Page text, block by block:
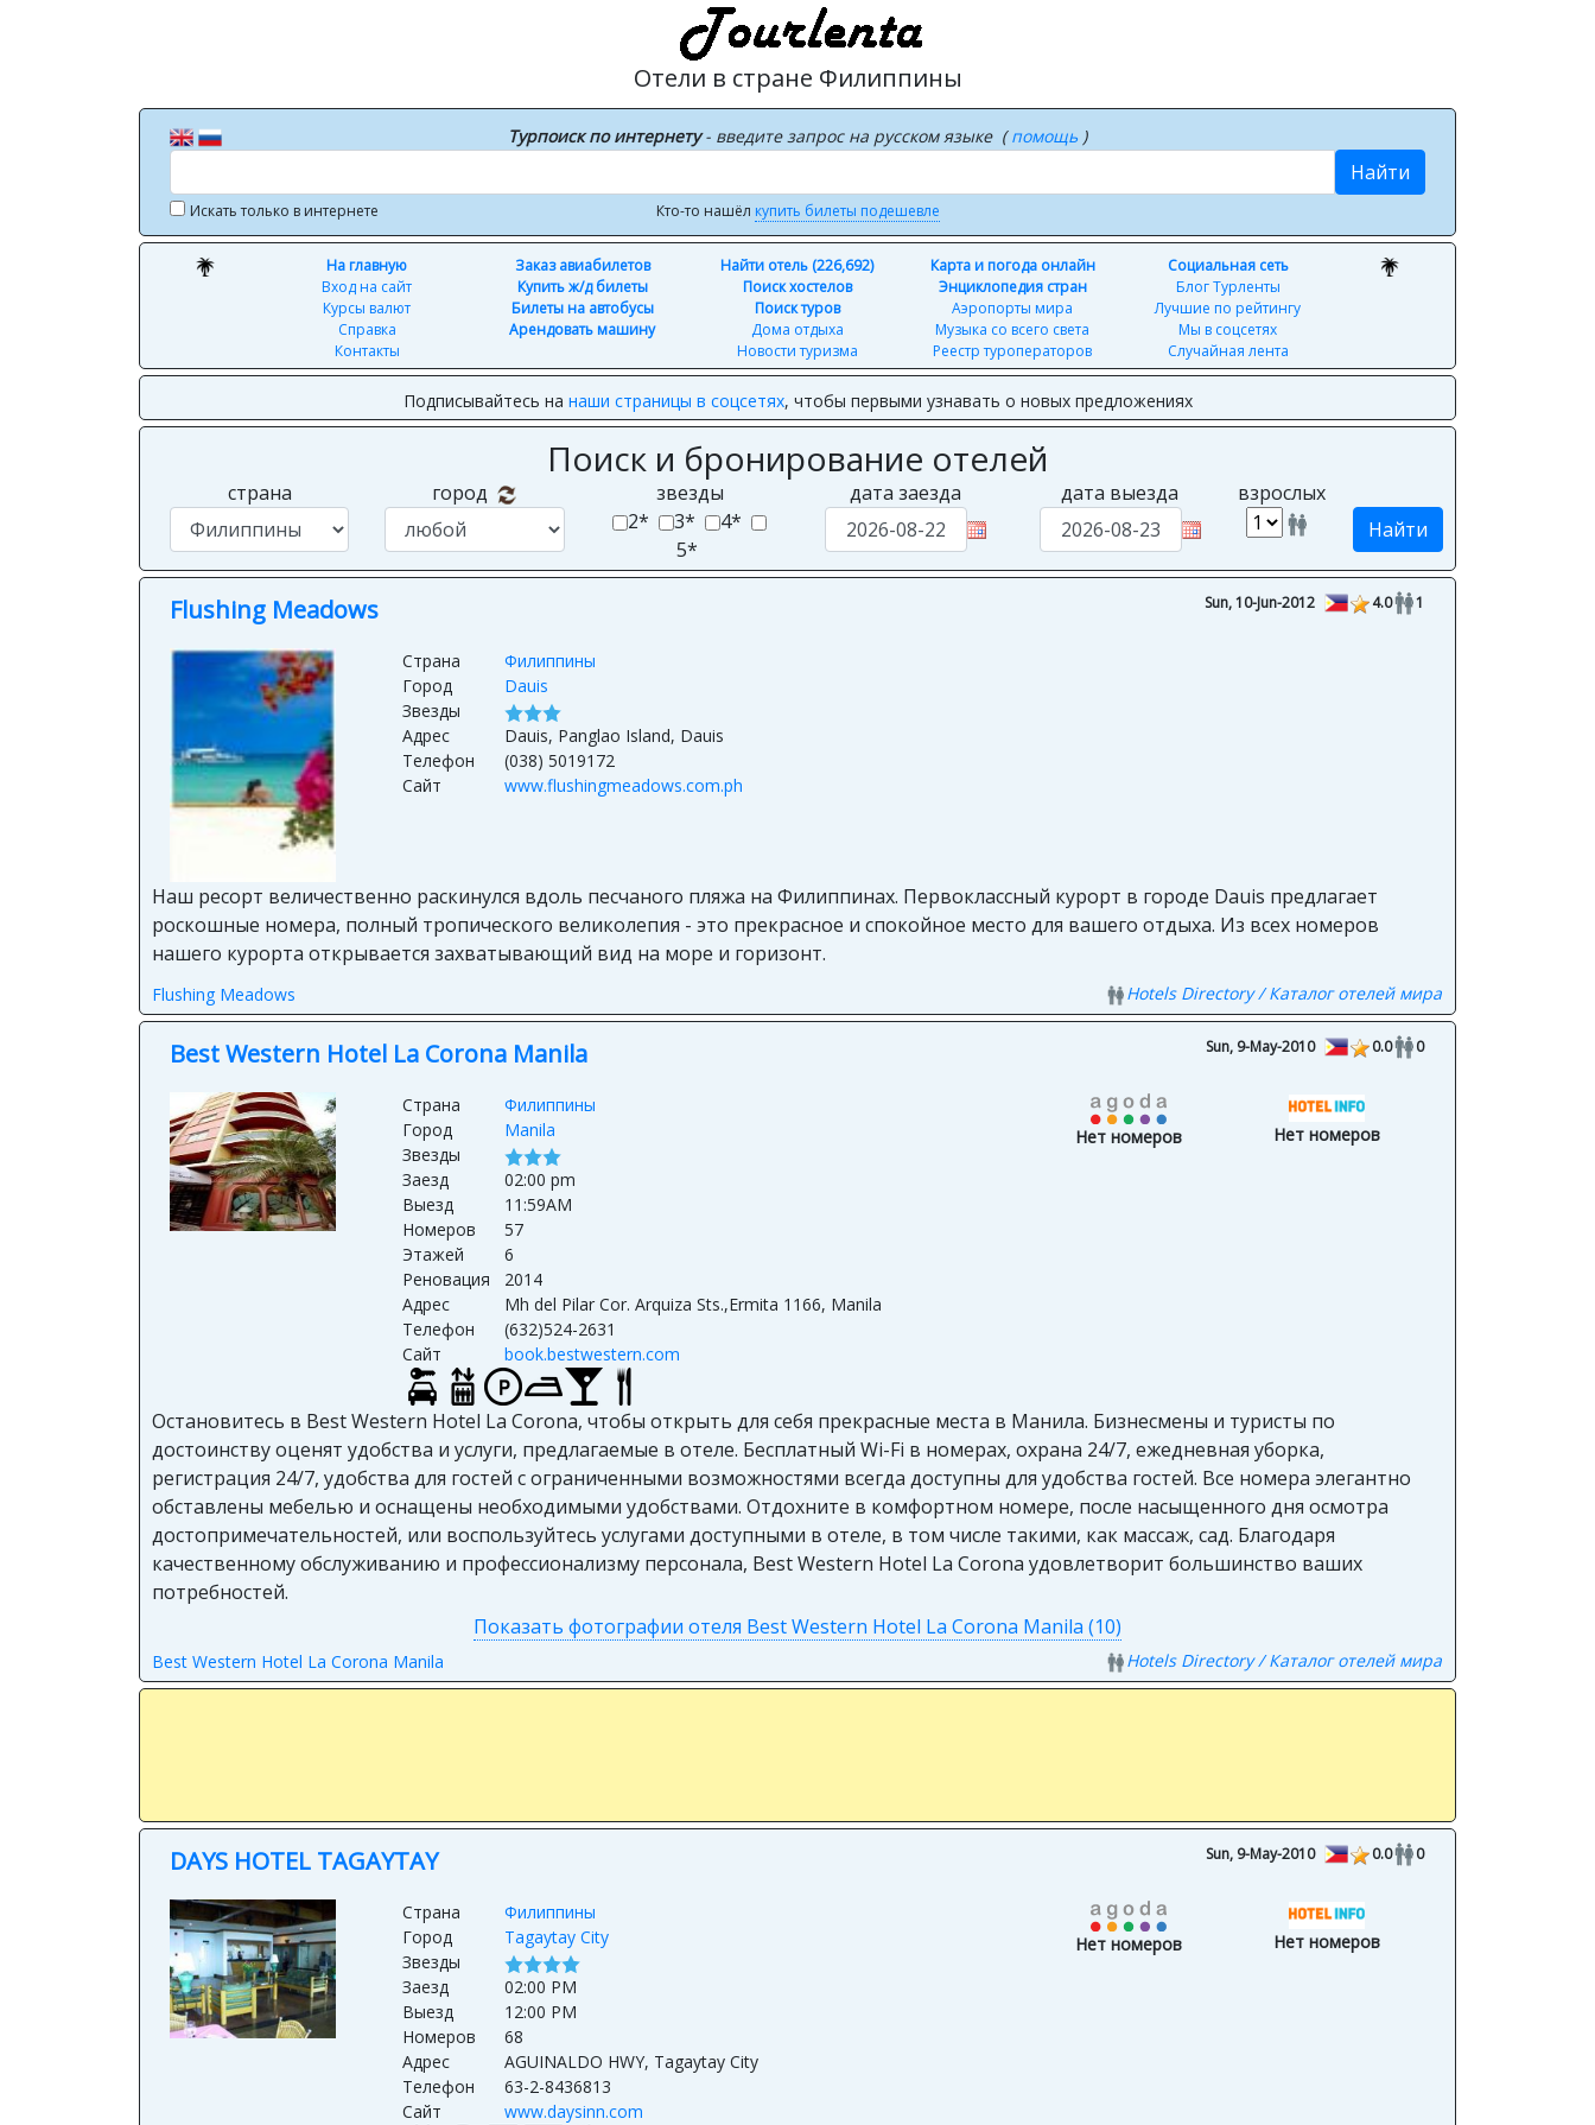
Отели в стране Филиппины
Турпоиск по интернету- введите запрос на русском языке (помощь )
Найти
Искать только в интернете Кто-то нашёл купить билеты подешевле
На главную
Вход на сайт
Курсы валют
Справка
Контакты
Заказ авиабилетов
Купить ж/д билеты
Билеты на автобусы
Арендовать машину
Найти отель (226,692)
Поиск хостелов
Поиск туров
Дома отдыха
Новости туризма
Карта и погода онлайн
Энциклопедия стран
Аэропорты мира
Музыка со всего света
Реестр туроператоров
Социальная сеть
Блог Турленты
Лучшие по рейтингу
Мы в соцсетях
Случайная лента
Подписывайтесь на наши страницы в соцсетях, чтобы первыми узнавать о новых предложениях
Поиск и бронирование отелей
страна город
звезды
2* 3*
4*
5*
дата заезда дата выезда
взрослых
Найти
Flushing Meadows Sun, 10-Jun-2012 4.0 1
Страна
Филиппины
Город
Dauis
Звезды
Адрес
Dauis, Panglao Island, Dauis
Телефон
(038) 5019172
Сайт
www.flushingmeadows.com.ph
Наш ресорт величественно раскинулся вдоль песчаного пляжа на Филиппинах. Первоклассный курорт в городе Dauis предлагает
роскошные номера, полный тропического великолепия - это прекрасное и спокойное место для вашего отдыха. Из всех номеров
нашего курорта открывается захватывающий вид на море и горизонт.
Flushing Meadows Hotels Directory / Каталог отелей мира
Best Western Hotel La Corona Manila Sun, 9-May-2010 0.0 0
Страна
Филиппины
Город
Manila
Звезды
Заезд
02:00 pm
Выезд
11:59AM
Номеров
57
Этажей
6
Реновация
2014
Адрес
Mh del Pilar Cor. Arquiza Sts.,Ermita 1166, Manila
Телефон
(632)524-2631
Сайт
book.bestwestern.com
Нет номеров Нет номеров
Остановитесь в Best Western Hotel La Corona, чтобы открыть для себя прекрасные места в Манила. Бизнесмены и туристы по
достоинству оценят удобства и услуги, предлагаемые в отеле. Бесплатный Wi-Fi в номерах, охрана 24/7, ежедневная уборка,
регистрация 24/7, удобства для гостей с ограниченными возможностями всегда доступны для удобства гостей. Все номера элегантно
обставлены мебелью и оснащены необходимыми удобствами. Отдохните в комфортном номере, после насыщенного дня осмотра
достопримечательностей, или воспользуйтесь услугами доступными в отеле, в том числе такими, как массаж, сад. Благодаря
качественному обслуживанию и профессионализму персонала, Best Western Hotel La Corona удовлетворит большинство ваших
потребностей.
Показать фотографии отеля Best Western Hotel La Corona Manila (10)
Best Western Hotel La Corona Manila Hotels Directory / Каталог отелей мира
DAYS HOTEL TAGAYTAY Sun, 9-May-2010 0.0 0
Страна
Филиппины
Город
Tagaytay City
Звезды
Заезд
02:00 PM
Выезд
12:00 PM
Номеров
68
Адрес
AGUINALDO HWY, Tagaytay City
Телефон
63-2-8436813
Сайт
www.daysinn.com
Нет номеров Нет номеров